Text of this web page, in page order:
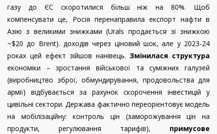
газу до ЄС скоротилися більш ніж на 80%. Щоб
компенсувати це, Росія перенаправила експорт нафти в
Азію з великими знижками (Urals продається зі знижкою
~$20 до Brent). доходів через ціновий шок, але у 2023-24
роках цей ефект зійшов нанівець. Змінилася структура
економіки – зростання військової та суміжних галузей
(виробництво зброї, обмундирування, продовольства для
армії) відбувається за рахунок скорочення інвестицій у
цивільні сектори. Держава фактично переорієнтовує модель
на мобілізаційну: контроль цін (заморожування цін на
продукти, регулювання тарифів), примусове